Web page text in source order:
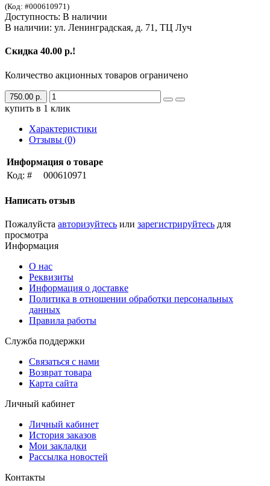
(Код: #000610971)
Доступность: В наличии
В наличии: ул. Ленинградская, д. 71, ТЦ Луч
Скидка 40.00 р.!
Количество акционных товаров ограничено
750.00 р.
купить в 1 клик
Характеристики
Отзывы (0)
Информация о товаре
Код: #
000610971
Написать отзыв
Пожалуйста авторизуйтесь или зарегистрируйтесь для
просмотра
Информация
О нас
Реквизиты
Информация о доставке
Политика в отношении обработки персональных
данных
Правила работы
Служба поддержки
Связаться с нами
Возврат товара
Карта сайта
Личный кабинет
Личный кабинет
История заказов
Мои закладки
Рассылка новостей
Контакты